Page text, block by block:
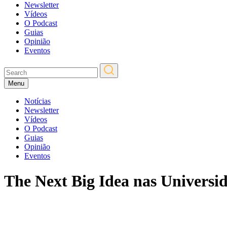
Newsletter
Vídeos
O Podcast
Guias
Opinião
Eventos
Menu
Notícias
Newsletter
Vídeos
O Podcast
Guias
Opinião
Eventos
The Next Big Idea nas